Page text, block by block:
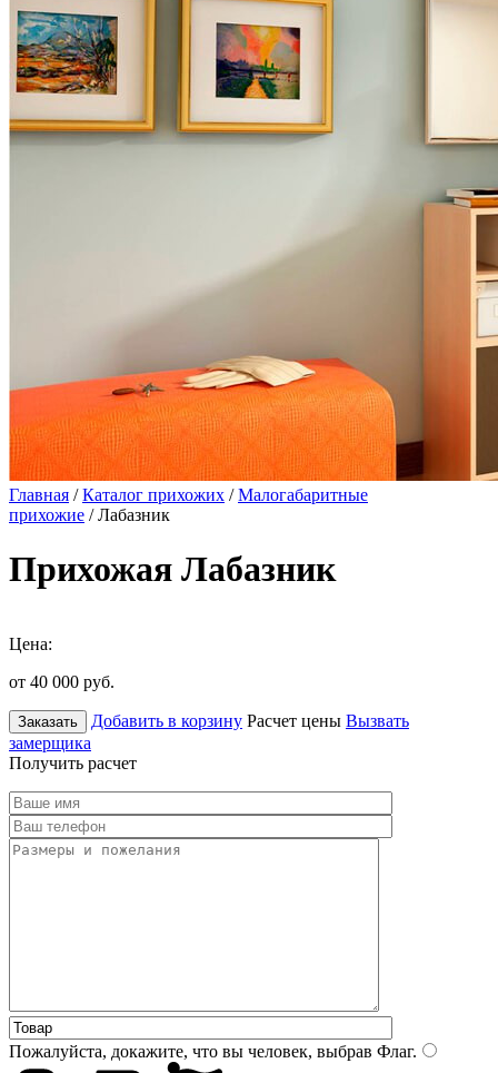
Главная /Каталог прихожих /Малогабаритные
прихожие / Лабазник
Прихожая Лабазник
Цена:
от 40 000 руб.
Заказать Добавить в корзину Расчет цены Вызвать
замерщика
Получить расчет
Пожалуйста, докажите, что вы человек, выбрав Флаг.